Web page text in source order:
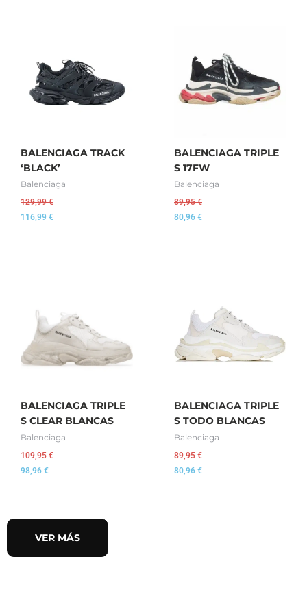
BALENCIAGA TRACK
‘BLACK’
Balenciaga
129,99€
116,99 €
BALENCIAGA TRIPLE
S 17FW
Balenciaga
89,95€
80,96 €
BALENCIAGA TRIPLE
S CLEAR BLANCAS
Balenciaga
109,95€
98,96 €
BALENCIAGA TRIPLE
S TODO BLANCAS
Balenciaga
89,95€
80,96 €
VER MÁS